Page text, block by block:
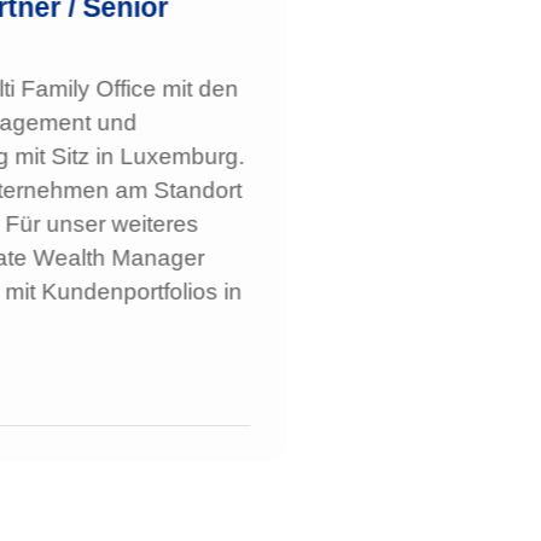
/ Senior
Family Office mit den
und
mit Sitz in Luxemburg.
am Standort
unser weiteres
Wealth Manager
Kundenportfolios in